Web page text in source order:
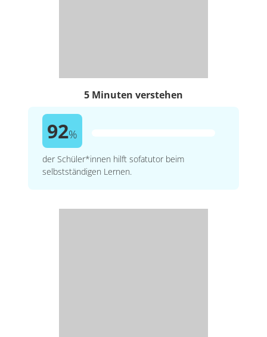
5 Minuten verstehen
92%
der Schüler*innen hilft sofatutor beim
selbstständigen Lernen.